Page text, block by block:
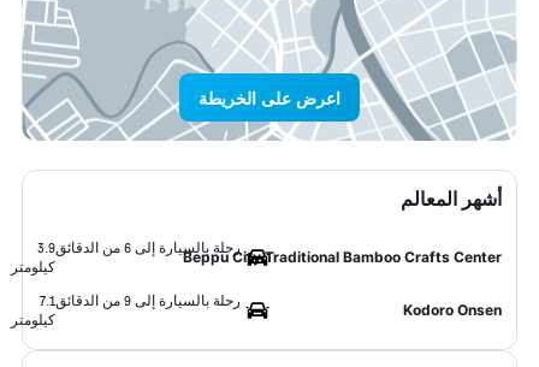
اعرض على الخريطة
أشهر المعالم
Beppu City Traditional Bamboo Crafts Center
رحلة بالسيارة إلى 6 من الدقائق
3.9
كيلومتر
Kodoro Onsen
رحلة بالسيارة إلى 9 من الدقائق
7.1
كيلومتر